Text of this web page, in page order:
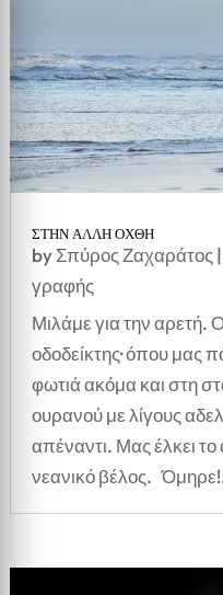
ΣΤΗΝ ΑΛΛΗ ΟΧΘΗ
byΣπύρος Ζαχαράτος |
γραφής
Μιλάμε για την αρετή.
οδοδείκτης· όπου μας
φωτιά ακόμα και στη
ουρανού με λίγους
απέναντι. Μας έλκει
νεανικό βέλος.